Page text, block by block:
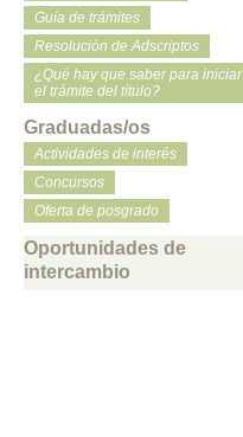
Guía de trámites
Resolución de Adscriptos
¿Qué hay que saber para iniciar
el trámite del título?
Graduadas/os
Actividades de interés
Concursos
Oferta de posgrado
Oportunidades de
intercambio